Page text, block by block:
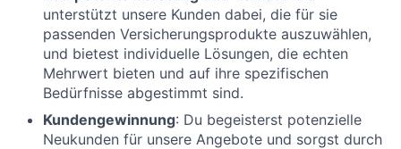
unterstützt unsere Kunden dabei, die für sie
passenden Versicherungsprodukte auszuwählen,
und bietest individuelle Lösungen, die echten
Mehrwert bieten und auf ihre spezifischen
Bedürfnisse abgestimmt sind.
Kundengewinnung: Du begeisterst potenzielle
Neukunden für unsere Angebote und sorgst durch